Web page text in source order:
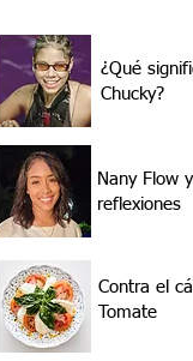
¿Qué
Chucky?
Nany Flow
reflexiones
Contra el
Tomate